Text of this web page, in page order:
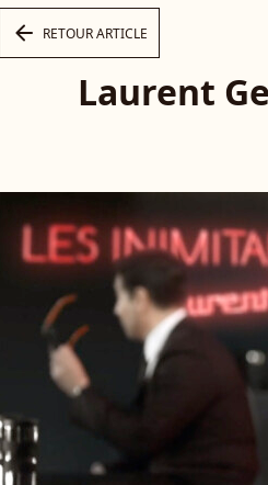
arrow_left RETOUR ARTICLE
Laurent